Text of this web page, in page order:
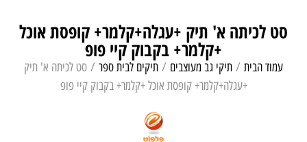
סט לכיתה א' תיק +עגלה+קלמר+ קופסת אוכל
+קלמר+ בקבוק קיי פופ
עמוד הבית / תיקי גב מעוצבים / תיקים לבית ספר / סט לכיתה א' תיק
+עגלה+קלמר+ קופסת אוכל +קלמר+ בקבוק קיי פופ